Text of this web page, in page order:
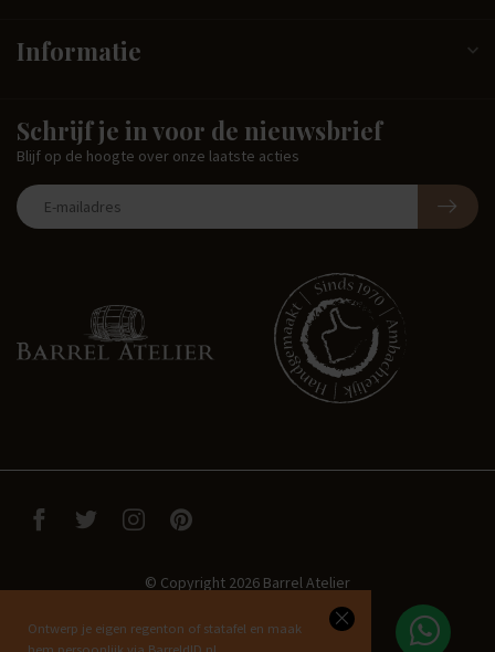
Ontwerp je eigen regenton of statafel en maak
Informatie
Schrijf je in voor de nieuwsbrief
Blijf op de hoogte over onze laatste acties
© Copyright 2026 Barrel Atelier